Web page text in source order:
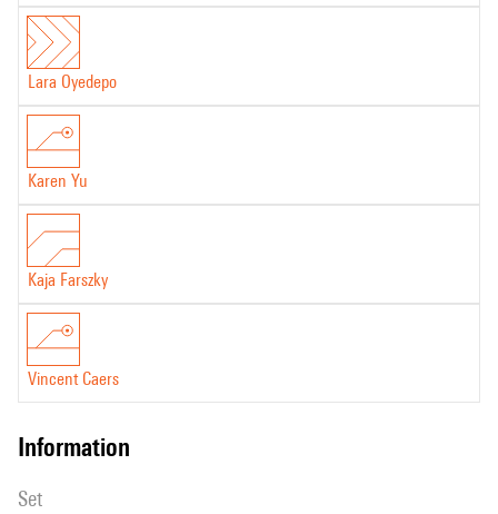
Lara Oyedepo
Karen Yu
Kaja Farszky
Vincent Caers
information
set